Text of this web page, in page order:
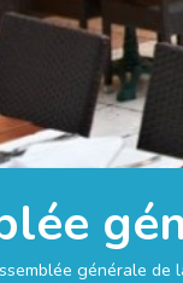
générale de